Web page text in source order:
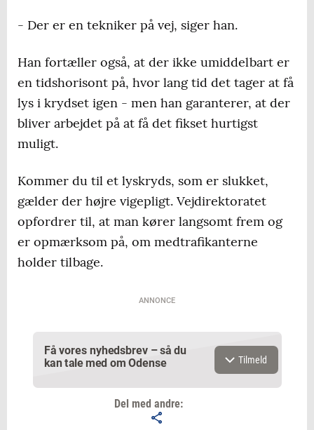
- Der er en tekniker på vej, siger han.
Han fortæller også, at der ikke umiddelbart er
en tidshorisont på, hvor lang tid det tager at få
lys i krydset igen - men han garanterer, at der
bliver arbejdet på at få det fikset hurtigst
muligt.
Kommer du til et lyskryds, som er slukket,
gælder der højre vigepligt. Vejdirektoratet
opfordrer til, at man kører langsomt frem og
er opmærksom på, om medtrafikanterne
holder tilbage.
ANNONCE
Få vores nyhedsbrev – så du
kan tale med om Odense
Tilmeld
Del med andre: